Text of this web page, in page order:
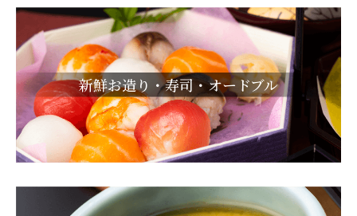
新鮮お造り・寿司・オードブル